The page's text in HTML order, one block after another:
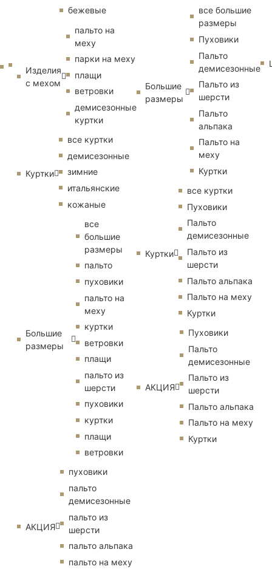
бежевые
Изделия
с мехом
пальто на
меху
парки на меху
плащи
ветровки
демисезонные
куртки
Куртки
все куртки
демисезонные
зимние
итальянские
кожаные
Большие
размеры
все
большие
размеры
пальто
пуховики
пальто на
меху
куртки
ветровки
плащи
пальто из
шерсти
пуховики
куртки
плащи
ветровки
АКЦИЯ
пуховики
пальто
демисезонные
пальто из
шерсти
пальто альпака
пальто на меху
Большие
размеры
все большие
размеры
Пуховики
Пальто
демисезонные
Пальто из
шерсти
Пальто
альпака
Пальто на
меху
Куртки
Куртки
все куртки
Пуховики
Пальто
демисезонные
Пальто из
шерсти
Пальто альпака
Пальто на меху
Куртки
АКЦИЯ
Пуховики
Пальто
демисезонные
Пальто из
шерсти
Пальто альпака
Пальто на меху
Куртки